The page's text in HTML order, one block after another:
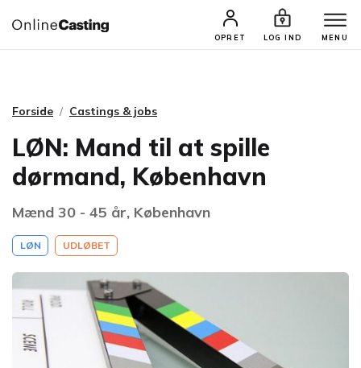
OPRET LOG IND MENU
CASTINGS & JOBS SØG PROFIL
Forside Castings & jobs
LØN: Mand til at spille
dørmand, København
Mænd 30 - 45 år, København
LØN UDLØBET